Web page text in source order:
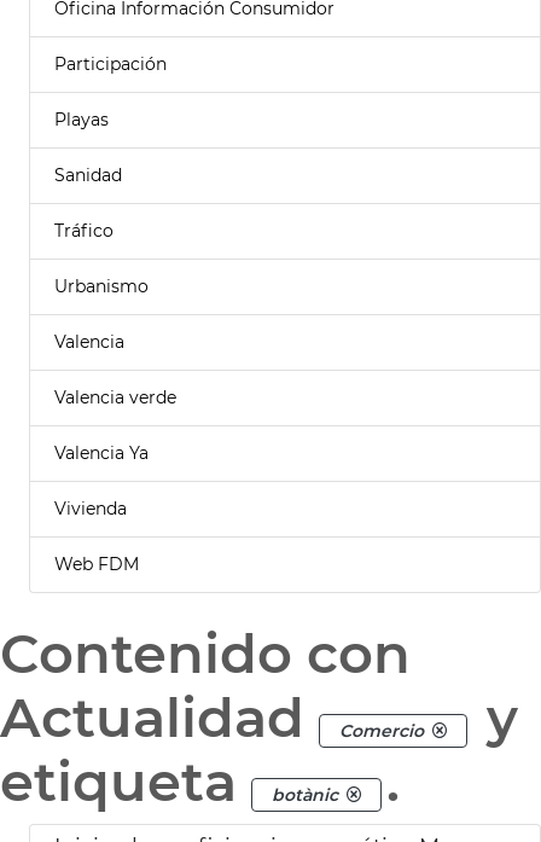
Oficina Información Consumidor
Participación
Playas
Sanidad
Tráfico
Urbanismo
Valencia
Valencia verde
Valencia Ya
Vivienda
Web FDM
Contenido con
Actualidad
Comercio
y
etiqueta
botànic .